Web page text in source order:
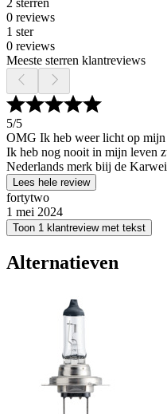
2 sterren
0 reviews
1 ster
0 reviews
Meeste sterren klantreviews
5/5
OMG Ik heb weer licht op
Ik heb nog nooit in mijn leven
Nederlands merk biij de
Lees hele review
fortytwo
1 mei 2024
Toon 1 klantreview met tekst
Alternatieven